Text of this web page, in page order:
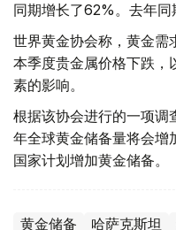
同期增长了62%。去年同
世界黄金协会称，黄金需
本季度贵金属价格下跌，
素的影响。
根据该协会进行的一项
年全球黄金储备量将会
国家计划增加黄金储备。
黄金储备 哈萨克斯坦